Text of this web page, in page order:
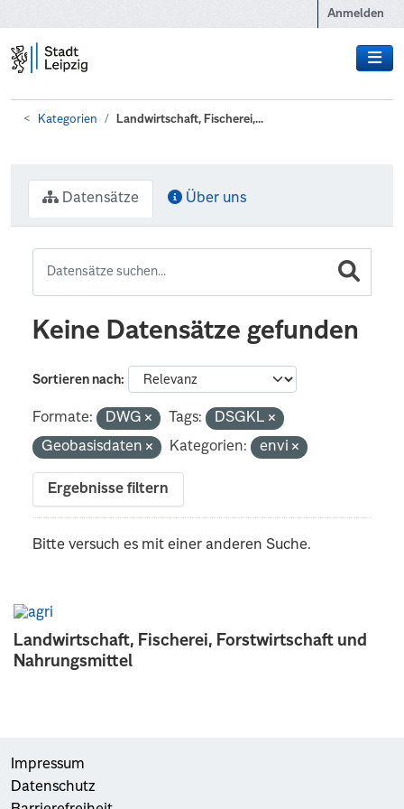
Anmelden
Kategorien Landwirtschaft, Fischerei,...
Landwirtschaft, Fischerei, Forstwirtschaft und
Nahrungsmittel
Datensätze Über uns
Keine Datensätze gefunden
Sortieren nach
Formate: DWG Tags:
DSGKL
Geobasisdaten
Kategorien: envi
Ergebnisse filtern
Bitte versuch es mit einer anderen Suche.
Impressum
Datenschutz